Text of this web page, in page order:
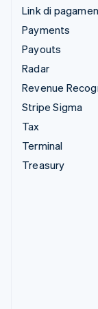
Link di
Payments
Payouts
Radar
Revenue
Stripe Sigma
Tax
Terminal
Treasury